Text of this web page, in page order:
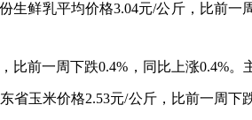
生鲜乳平均价格3.04元/公斤，比前一
比前一周下跌0.4%，同比上涨0.4%。
省玉米价格2.53元/公斤，比前一周下